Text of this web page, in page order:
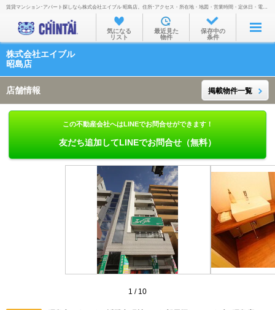
お部屋を探す
沿線・駅から
通勤通学時間から
物件特集から
TOP
賃貸マンション･アパート探しなら株式会社エイブル 昭島店。住所･アクセス・所在地・地図・営業時間・定休日・電話番号などを掲載。
気になる
リスト
最近見た
物件
保存中の
条件
株式会社エイブル
昭島店
店舗情報 掲載物件一覧
この不動産会社へはLINEでお問合せができます！
友だち追加してLINEでお問合せ（無料）
1 / 10